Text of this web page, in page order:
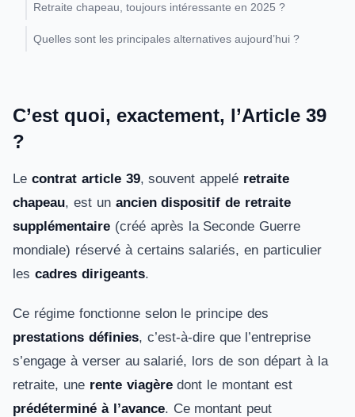
Retraite chapeau, toujours intéressante en 2025 ?
Quelles sont les principales alternatives aujourd’hui ?
C’est quoi, exactement, l’Article 39
?
Le contrat article 39, souvent appelé retraite
chapeau, est un ancien dispositif de retraite
supplémentaire (créé après la Seconde Guerre
mondiale) réservé à certains salariés, en particulier
les cadres dirigeants.
Ce régime fonctionne selon le principe des
prestations définies, c’est-à-dire que l’entreprise
s’engage à verser au salarié, lors de son départ à la
retraite, une rente viagèredont le montant est
prédéterminé à l’avance. Ce montant peut